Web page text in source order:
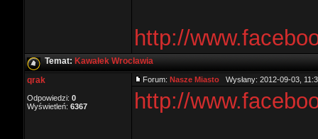
http://
Temat: Kawałek Wrocławia
qrak
Odpowiedzi: 0
Wyświetleń: 6367
Forum: Nasze Miasto Wysłany: 2012-09-03,
http://